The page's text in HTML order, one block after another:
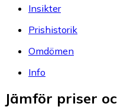
Insikter
Prishistorik
Omdömen
Info
Jämför priser